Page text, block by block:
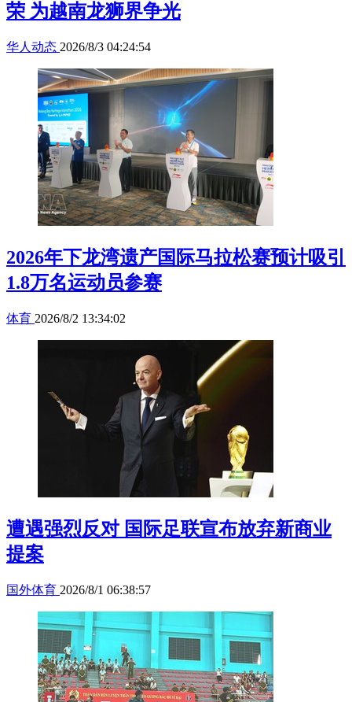
荣 为越南龙狮界争光
华人动态 2026/8/3 04:24:54
2026年下龙湾遗产国际马拉松赛预计吸引
1.8万名运动员参赛
体育 2026/8/2 13:34:02
遭遇强烈反对 国际足联宣布放弃新商业
提案
国外体育 2026/8/1 06:38:57